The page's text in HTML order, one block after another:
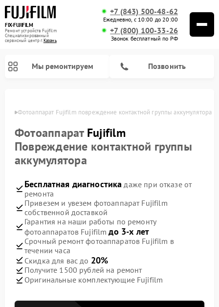
FIX-FUJIFILM
Ремонт устройств Fujifilm
Специализированный
cервисный центр г.Казань
+7 (843) 500-48-62
Ежедневно, с 10:00 до 20:00
+7 (800) 100-33-26
Звонок бесплатный по РФ
Мы ремонтируем Позвонить
Фотоаппарат Fujifilm повреждение контактной группы аккумулятора
Фотоаппарат Fujifilm
Повреждение контактной группы
аккумулятора
Бесплатная диагностика даже при отказе от
ремонта
Привезем и увезем фотоаппарат Fujifilm
собственной доставкой
Гарантия на наши работы по ремонту
фотоаппаратов Fujifilmдо 3-х лет
Срочный ремонт фотоаппаратов Fujifilm в
течении часа
Скидка для вас до 20%
Получите 1500 рублей на ремонт
Оригинальные комплектующие Fujifilm